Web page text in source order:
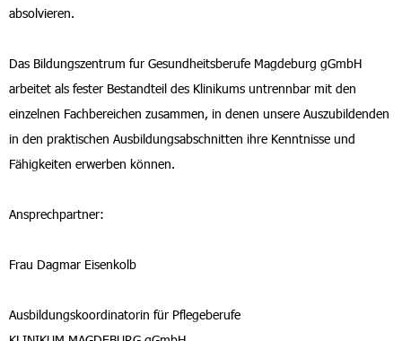
absolvieren.
Das Bildungszentrum fur Gesundheitsberufe Magdeburg gGmbH
arbeitet als fester Bestandteil des Klinikums untrennbar mit den
einzelnen Fachbereichen zusammen, in denen unsere Auszubildenden
in den praktischen Ausbildungsabschnitten ihre Kenntnisse und
Fähigkeiten erwerben können.
Ansprechpartner:
Frau Dagmar Eisenkolb
Ausbildungskoordinatorin für Pflegeberufe